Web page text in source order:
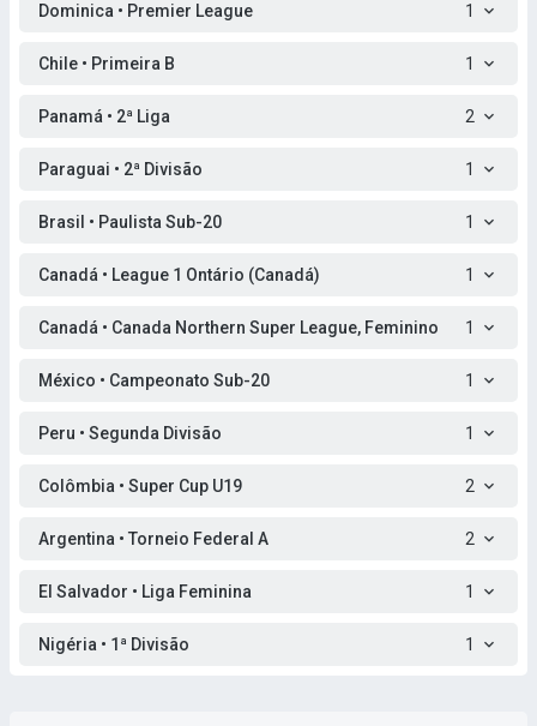
Dominica • Premier League 1
Chile • Primeira B 1
Panamá • 2ª Liga 2
Paraguai • 2ª Divisão 1
Brasil • Paulista Sub-20 1
Canadá • League 1 Ontário (Canadá) 1
Canadá • Canada Northern Super League, Feminino 1
México • Campeonato Sub-20 1
Peru • Segunda Divisão 1
Colômbia • Super Cup U19 2
Argentina • Torneio Federal A 2
El Salvador • Liga Feminina 1
Nigéria • 1ª Divisão 1